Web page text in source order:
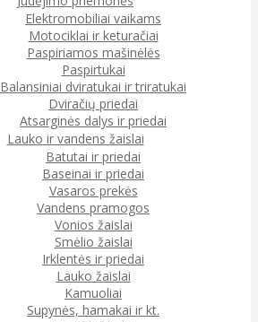
Elektromobiliai vaikams
Motociklai ir keturačiai
Paspiriamos mašinėlės
Paspirtukai
Balansiniai dviratukai ir triratukai
Dviračių priedai
Atsarginės dalys ir priedai
Lauko ir vandens žaislai
Batutai ir priedai
Baseinai ir priedai
Vasaros prekės
Vandens pramogos
Vonios žaislai
Smėlio žaislai
Irklentės ir priedai
Lauko žaislai
Kamuoliai
Supynės, hamakai ir kt.